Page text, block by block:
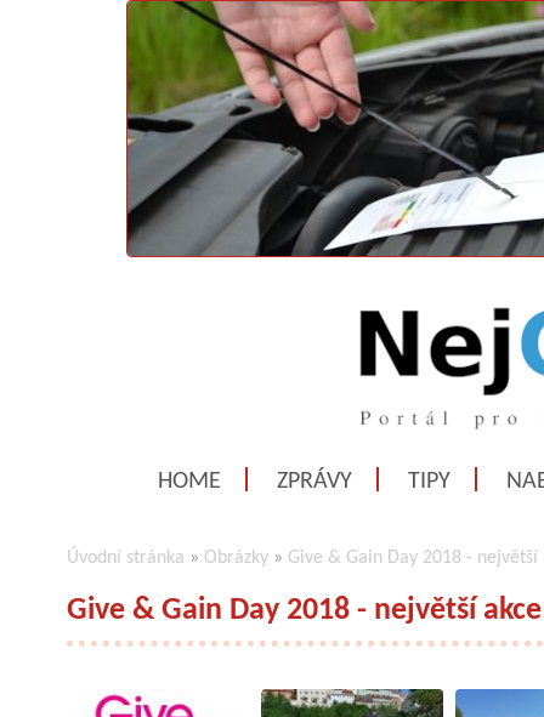
HOME ZPRÁVY TIPY
Úvodní stránka » Obrázky » Give & Gain Day 2018 -
Give & Gain Day 2018 - největší